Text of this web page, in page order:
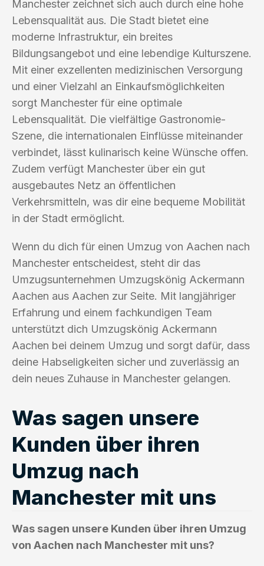
Manchester zeichnet sich auch durch eine hohe
Lebensqualität aus. Die Stadt bietet eine
moderne Infrastruktur, ein breites
Bildungsangebot und eine lebendige Kulturszene.
Mit einer exzellenten medizinischen Versorgung
und einer Vielzahl an Einkaufsmöglichkeiten
sorgt Manchester für eine optimale
Lebensqualität. Die vielfältige Gastronomie-
Szene, die internationalen Einflüsse miteinander
verbindet, lässt kulinarisch keine Wünsche offen.
Zudem verfügt Manchester über ein gut
ausgebautes Netz an öffentlichen
Verkehrsmitteln, was dir eine bequeme Mobilität
in der Stadt ermöglicht.
Wenn du dich für einen Umzug von Aachen nach
Manchester entscheidest, steht dir das
Umzugsunternehmen Umzugskönig Ackermann
Aachen aus Aachen zur Seite. Mit langjähriger
Erfahrung und einem fachkundigen Team
unterstützt dich Umzugskönig Ackermann
Aachen bei deinem Umzug und sorgt dafür, dass
deine Habseligkeiten sicher und zuverlässig an
dein neues Zuhause in Manchester gelangen.
Was sagen unsere
Kunden über ihren
Umzug nach
Manchester mit uns
Was sagen unsere Kunden über ihren Umzug
von Aachen nach Manchester mit uns?